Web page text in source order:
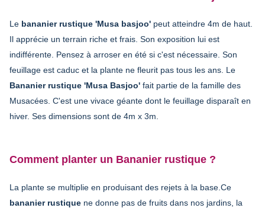
Le bananier rustique 'Musa basjoo' peut atteindre 4m de haut.
Il apprécie un terrain riche et frais. Son exposition lui est
indifférente. Pensez à arroser en été si c'est nécessaire. Son
feuillage est caduc et la plante ne fleurit pas tous les ans. Le
Bananier rustique 'Musa Basjoo' fait partie de la famille des
Musacées. C'est une vivace géante dont le feuillage disparaît en
hiver. Ses dimensions sont de 4m x 3m.
Comment planter un Bananier rustique ?
La plante se multiplie en produisant des rejets à la base.Ce
bananier rustique ne donne pas de fruits dans nos jardins, la